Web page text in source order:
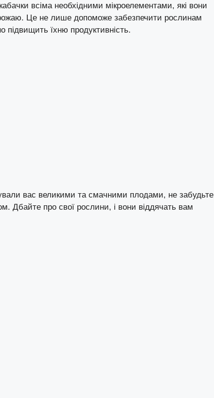
всіма необхідними мікроелементами, які вони
Це не лише допоможе забезпечити рослинам
підвищить їхню продуктивність.
вас великими та смачними плодами, не забудьте
Дбайте про свої рослини, і вони віддячать вам